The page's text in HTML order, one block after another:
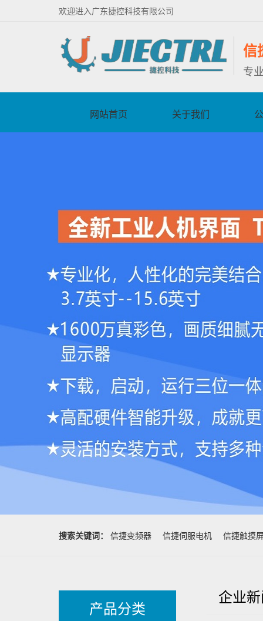
欢迎进入广东捷控科技有限公司
信
专
网站首页 关于我们
搜索关键词： 信捷变频器 信捷伺服电机 信捷触摸
产品分类
企业